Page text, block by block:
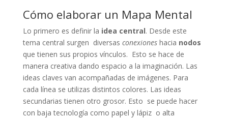
Cómo elaborar un Mapa Mental
Lo primero es definir la idea central. Desde este
tema central surgen diversas conexioneshacia nodos
que tienen sus propios vínculos. Esto se hace de
manera creativa dando espacio a la imaginación. Las
ideas claves van acompañadas de imágenes. Para
cada línea se utilizas distintos colores. Las ideas
secundarias tienen otro grosor. Esto se puede hacer
con baja tecnología como papel y lápiz o alta